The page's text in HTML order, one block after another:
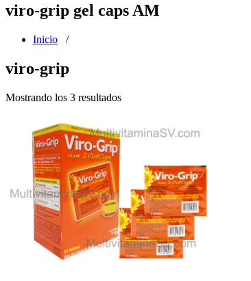
viro-grip gel caps AM
Inicio /
viro-grip
Mostrando los 3 resultados